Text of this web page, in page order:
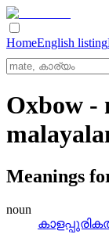
HomeEnglish listing
Oxbow -
Meanings
noun